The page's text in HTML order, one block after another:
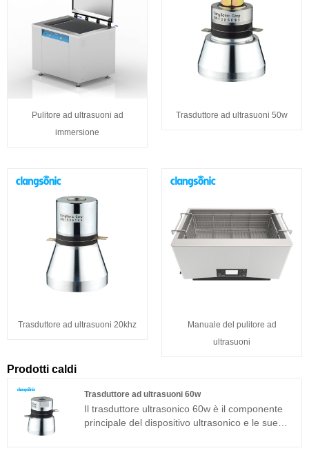
Pulitore ad ultrasuoni ad
immersione
Trasduttore ad ultrasuoni 50w
Trasduttore ad ultrasuoni 20khz
Manuale del pulitore ad
ultrasuoni
Prodotti caldi
Trasduttore ad ultrasuoni 60w
Il trasduttore ultrasonico 60w è il componente
principale del dispositivo ultrasonico e le sue